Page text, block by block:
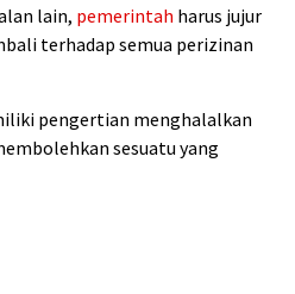
lain, pemerintah harus jujur
terhadap semua perizinan
pengertian menghalalkan
sesuatu yang